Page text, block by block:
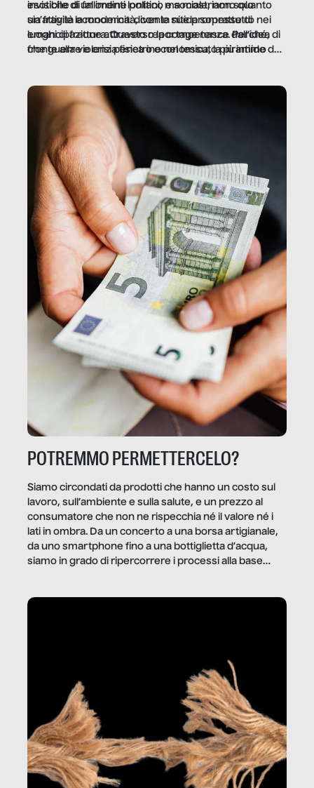
invisibile di un ordine politico e sociale, non solo
un’attività economica: diventa nitida soprattutto nei
luoghi di frattura. Questo reportage nasce dall’idea
che guerre e crisi penetrino nel tessuto più intimo
esotiche di fallimenti lontani, ma mostriamo quanto
sia fragile la modernità, con le sue promesse di
emancipazione attraverso la competenza. Perché, di
fronte alla violenza fisica o economica, la piramide del
POTREMMO PERMETTERCELO?
Siamo circondati da prodotti che hanno un costo sul
lavoro, sull’ambiente e sulla salute, e un prezzo al
consumatore che non ne rispecchia né il valore né i
lati in ombra. Da un concerto a una borsa artigianale,
da uno smartphone fino a una bottiglietta d’acqua,
siamo in grado di ripercorrere i processi alla base
dietro gli oggetti e i servizi che fanno la nostra vita